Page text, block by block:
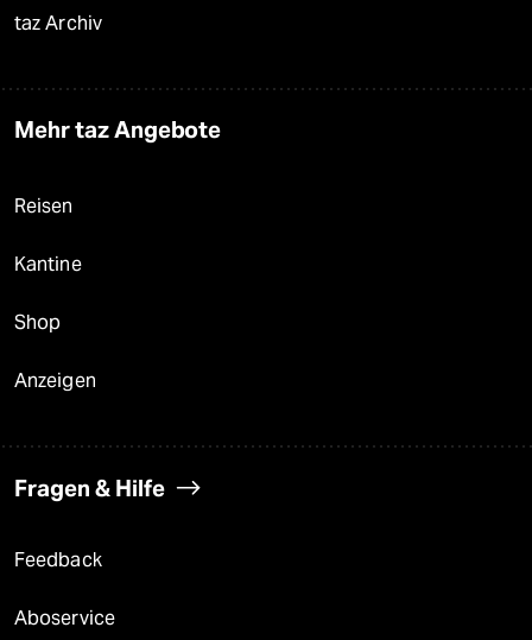
taz Archiv
Mehr taz Angebote
Reisen
Kantine
Shop
Anzeigen
Fragen & Hilfe
Feedback
Aboservice